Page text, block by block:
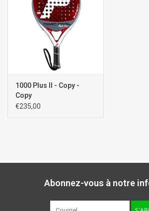
1000 Plus II - Copy -
Copy
€235,00
Abonnez-vous à notre